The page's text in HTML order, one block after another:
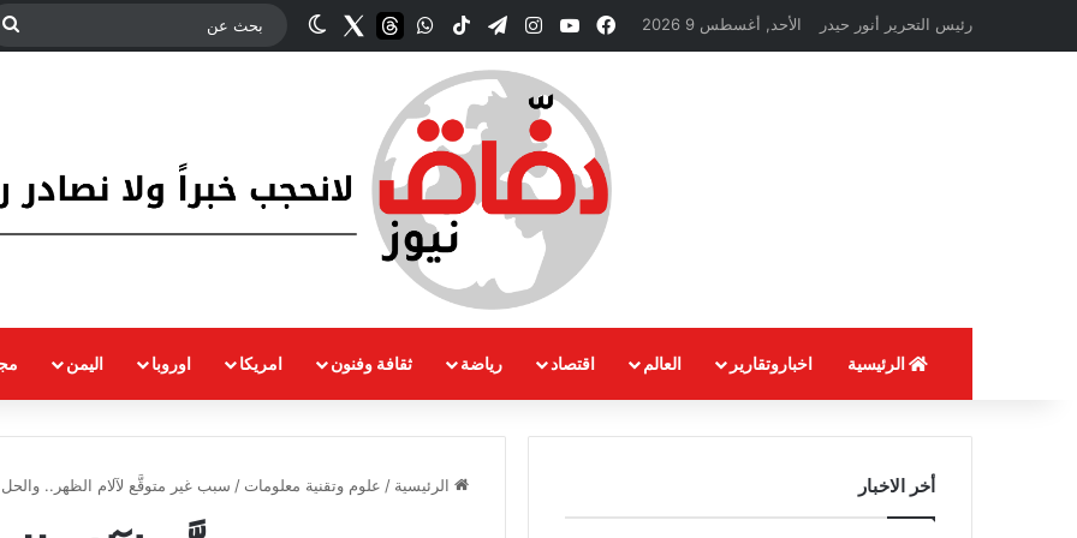
رئيس التحرير أنور حيدر الأحد, أغسطس 9 2026 فيسبوك‫YouTubeانستقرام
تيلقرام ‫TikTokواتسابthreads
Twitterالوضع المظلم
الرئيسية اخباروتقارير العالم اقتصاد رياضة ثقافة وفنون امريكا اوروبا اليمن
الرئيسية / علوم وتقنية معلومات / سبب غير متوقَّع لآلام الظهر.. أخر الاخبار